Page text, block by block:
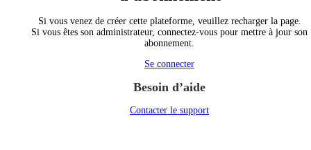
Si vous venez de créer cette plateforme, veuillez recharger la page.
Si vous êtes son administrateur, connectez-vous pour mettre à jour son
abonnement.
Se connecter
Besoin d’aide
Contacter le support